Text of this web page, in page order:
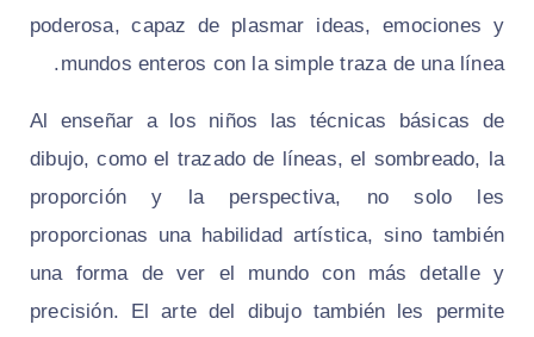
poderosa, capaz de plasmar ideas, emociones y
mundos enteros con la simple traza de una línea.
Al enseñar a los niños las técnicas básicas de
dibujo, como el trazado de líneas, el sombreado, la
proporción y la perspectiva, no solo les
proporcionas una habilidad artística, sino también
una forma de ver el mundo con más detalle y
precisión. El arte del dibujo también les permite